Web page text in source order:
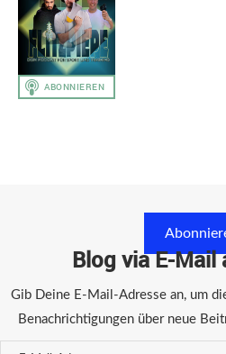
Blog via E-Mail
Gib Deine E-Mail-Adresse an, um
Benachrichtigungen über neue